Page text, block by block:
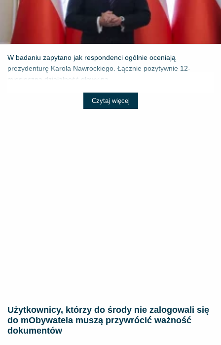
W badaniu zapytano jak respondenci ogólnie oceniają
prezydenturę Karola Nawrockiego. Łącznie pozytywnie 12-
miesięczną działalność głowy pa...
Czytaj więcej
Użytkownicy, którzy do środy nie zalogowali się
do mObywatela muszą przywrócić ważność
dokumentów